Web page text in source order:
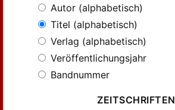
Autor (alphabetisch)
Titel (alphabetisch)
Verlag (alphabetisch)
Veröffentlichungsjahr
Bandnummer
ZEITSCHRIFTEN